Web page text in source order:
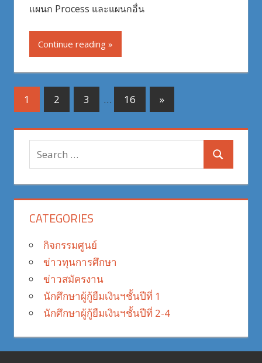
แผนก Process และแผนกอื่น
Continue reading
Posts
1 2 3 … 16
Next
Posts
»
Search
for:
Search
CATEGORIES
กิจกรรมศูนย์
ข่าวทุนการศึกษา
ข่าวสมัครงาน
นักศึกษาผู้กู้ยืมเงินฯชั้นปีที่ 1
นักศึกษาผู้กู้ยืมเงินฯชั้นปีที่ 2-4